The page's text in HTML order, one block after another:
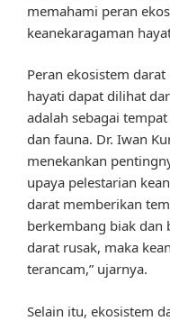
memahami peran
keanekaragaman
Peran ekosistem
hayati dapat dilihat
adalah sebagai
dan fauna. Dr. Iwan
menekankan
upaya pelestarian
darat memberikan
berkembang biak dan
darat rusak, maka
terancam,” ujarnya.
Selain itu, ekosistem